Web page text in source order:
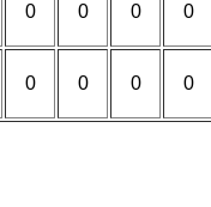
0 0 0 0
0 0 0 0